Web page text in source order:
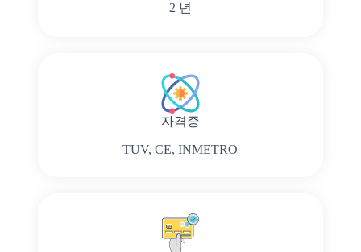
2 년
자격증
TUV, CE, INMETRO